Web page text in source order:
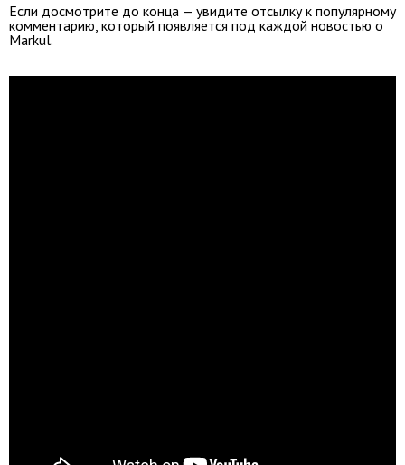
Если досмотрите до конца — увидите отсылку к популярному
комментарию, который появляется под каждой новостью о
Markul.